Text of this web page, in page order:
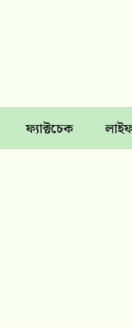
ফ্যাক্টচেক